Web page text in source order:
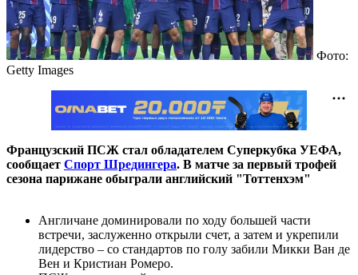
Фото:
Getty Images
Французский ПСЖ стал обладателем Суперкубка УЕФА,
сообщает Спорт Шредингера. В матче за первый трофей
сезона парижане обыграли английский "Тоттенхэм"
Англичане доминировали по ходу большей части
встречи, заслуженно открыли счет, а затем и укрепили
лидерство – со стандартов по голу забили Микки Ван де
Вен и Кристиан Ромеро.